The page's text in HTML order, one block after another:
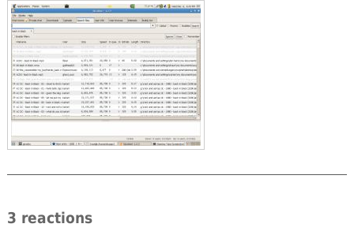
3 reactions